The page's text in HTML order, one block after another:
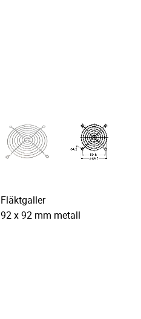
Fläktgaller
92 x 92 mm metall